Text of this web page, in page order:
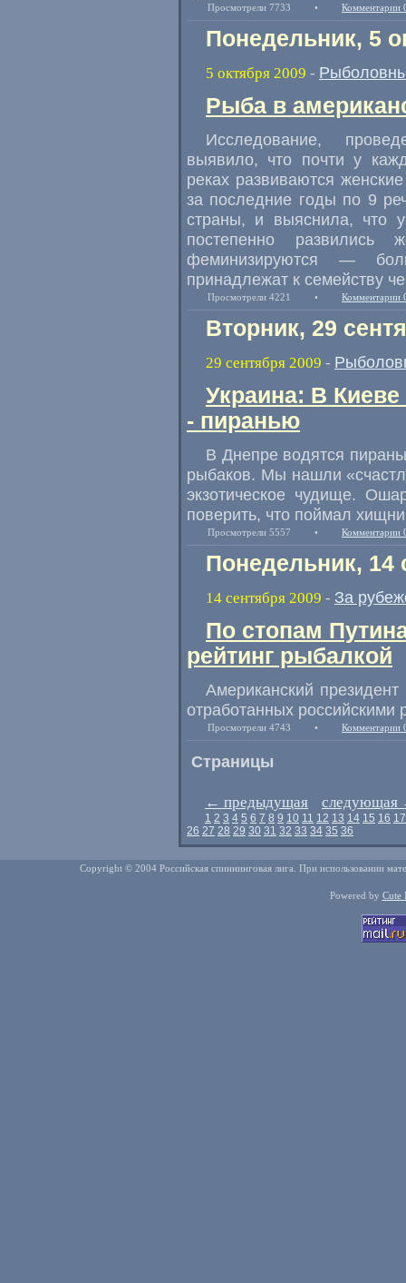
Просмотрели 7733 • Комментарии
Понедельник, 5
5 октября 2009 -
Рыба в
Исследование,
выявило, что почти у
реках развиваются
за последние годы по 9
страны, и выяснила, что
постепенно
феминизируются —
принадлежат к семейству
Просмотрели 4221 • Комментарии
Вторник, 29
29 сентября 2009 -
Украина: В
- пиранью
В Днепре водятся
рыбаков. Мы нашли
экзотическое чудище.
поверить, что поймал
Просмотрели 5557 • Комментарии
Понедельник, 14
14 сентября 2009 - За
По стопам
рейтинг рыбалкой
Американский
отработанных российскими
Просмотрели 4743 • Комментарии
Страницы
← предыдущая следующая
1 2 3 4 5 6 7 8 9 10 11 12 13 14 15 16 17
26 27 28 29 30 31 32 33 34 35 36
Copyright © 2004 Российская спиннинговая лига. При использовании
Powered by Cute